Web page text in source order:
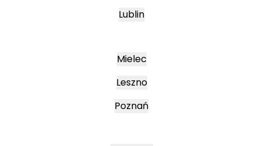
Lublin
Mielec
Leszno
Poznań